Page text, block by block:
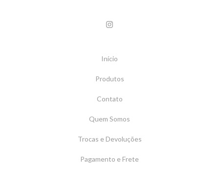
Início
Produtos
Contato
Quem Somos
Trocas e Devoluções
Pagamento e Frete